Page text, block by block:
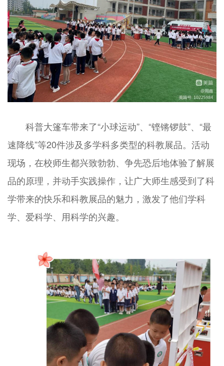
科普大篷车带来了“小球运动”、“铿锵锣鼓”、“最
速降线”等20件涉及多学科多类型的科教展品。活动
现场，在校师生都兴致勃勃、争先恐后地体验了解展
品的原理，并动手实践操作，让广大师生感受到了科
学带来的快乐和科教展品的魅力，激发了他们学科
学、爱科学、用科学的兴趣。